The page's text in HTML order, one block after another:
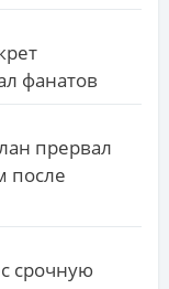
фанатов
прервал
после
срочную